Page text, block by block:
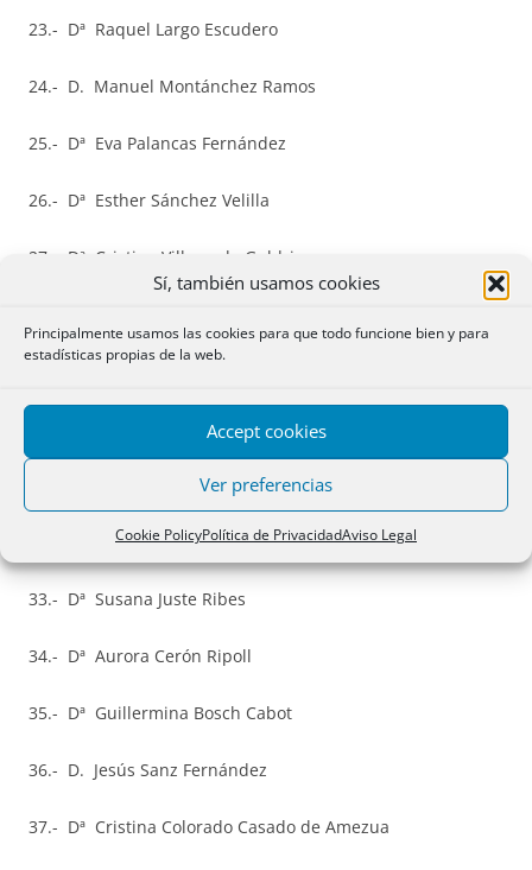
Sí, también usamos cookies
Principalmente usamos las cookies para que todo funcione bien y para
estadísticas propias de la web.
Accept cookies
Ver preferencias
Cookie PolicyPolítica de PrivacidadAviso Legal
23.- Dª Raquel Largo Escudero
24.- D. Manuel Montánchez Ramos
25.- Dª Eva Palancas Fernández
26.- Dª Esther Sánchez Velilla
27.- Dª Cristina Villaverde Guldris
29.- Dª María Teresa Rubio Quesada
30.- D. Esteban Moyano Morales
31.- Dª Guadalupe Cuesta Vizoso
32.- Dª María Pilar Linares González
33.- Dª Susana Juste Ribes
34.- Dª Aurora Cerón Ripoll
35.- Dª Guillermina Bosch Cabot
36.- D. Jesús Sanz Fernández
37.- Dª Cristina Colorado Casado de Amezua